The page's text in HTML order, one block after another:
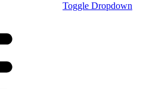
Toggle Dropdown